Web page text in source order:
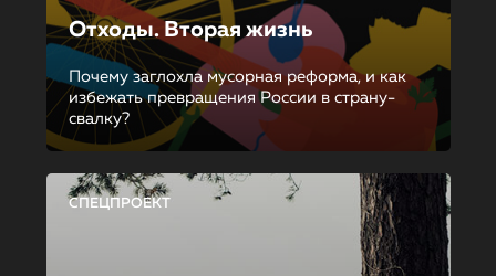
Отходы. Вторая жизнь
Почему заглохла мусорная реформа, и как
избежать превращения России в страну-
свалку?
СПЕЦПРОЕКТ